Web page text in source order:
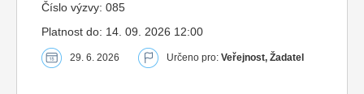
Číslo výzvy: 085
Platnost do: 14. 09. 2026 12:00
29. 6. 2026 Určeno pro: Veřejnost, Žadatel